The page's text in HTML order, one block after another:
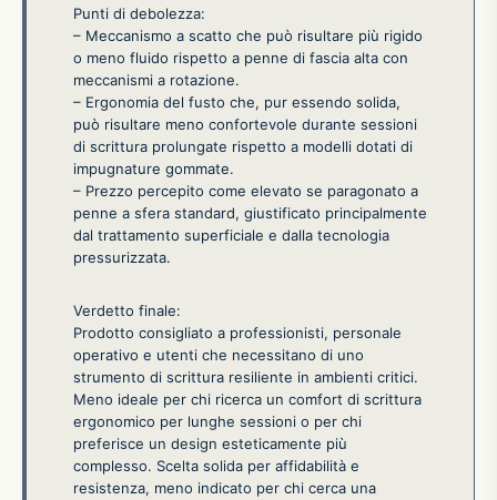
Punti di debolezza:
– Meccanismo a scatto che può risultare più rigido
o meno fluido rispetto a penne di fascia alta con
meccanismi a rotazione.
– Ergonomia del fusto che, pur essendo solida,
può risultare meno confortevole durante sessioni
di scrittura prolungate rispetto a modelli dotati di
impugnature gommate.
– Prezzo percepito come elevato se paragonato a
penne a sfera standard, giustificato principalmente
dal trattamento superficiale e dalla tecnologia
pressurizzata.
Verdetto finale:
Prodotto consigliato a professionisti, personale
operativo e utenti che necessitano di uno
strumento di scrittura resiliente in ambienti critici.
Meno ideale per chi ricerca un comfort di scrittura
ergonomico per lunghe sessioni o per chi
preferisce un design esteticamente più
complesso. Scelta solida per affidabilità e
resistenza, meno indicato per chi cerca una